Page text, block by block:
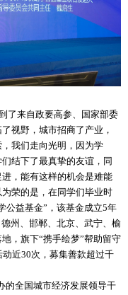
来自政要高参、国家部委
视野，城市招商了产业，
我们走向光明，因为学
结下了最真挚的友谊，同
，能有这样的机会是难能
荣的是，在同学们毕业时
公益基金”，该基金成立5年
州、邯郸、北京、武宁、榆
，旗下“携手绘梦”帮助留守
近30次，募集善款超过千
全国城市经济发展领导干